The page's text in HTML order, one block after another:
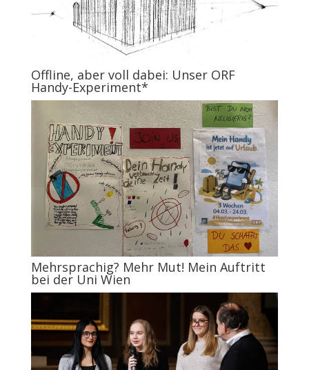
Offline, aber voll dabei: Unser ORF
Handy-Experiment*
Mehrsprachig? Mehr Mut! Mein Auftritt
bei der Uni Wien